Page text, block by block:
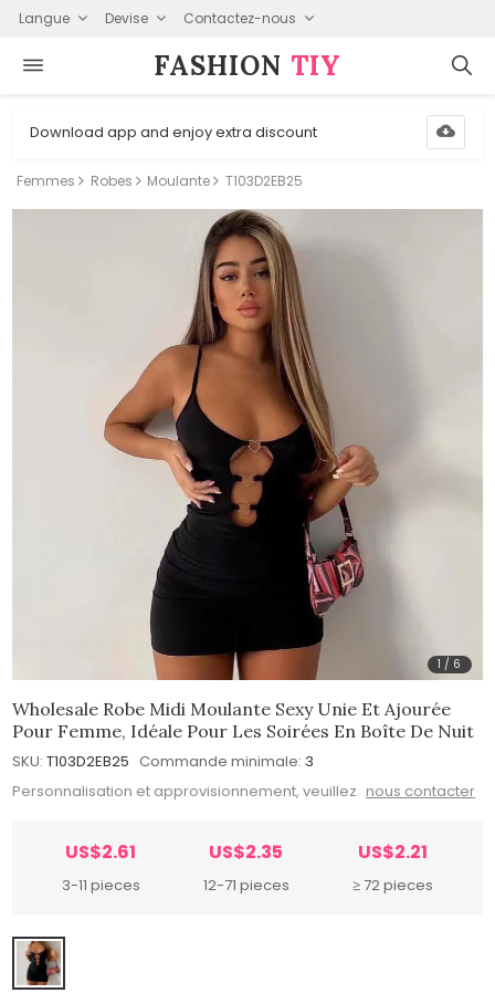
Langue Devise Contactez-nous
FASHION⁠ TIY
Download app and enjoy extra discount
Femmes Robes Moulante T103D2EB25
1 / 6
Wholesale Robe Midi Moulante Sexy Unie Et Ajourée
Pour Femme, Idéale Pour Les Soirées En Boîte De Nuit
SKU: T103D2EB25 Commande minimale: 3
Personnalisation et approvisionnement, veuillez nous contacter
US$2.61
3-11 pieces
US$2.35
12-71 pieces
US$2.21
≥ 72 pieces